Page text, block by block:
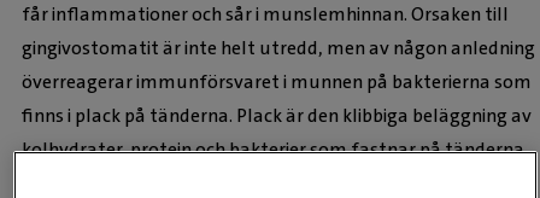
får inflammationer och sår i munslemhinnan. Orsaken till
gingivostomatit är inte helt utredd, men av någon anledning
överreagerar immunförsvaret i munnen på bakterierna som
finns i plack på tänderna. Plack är den klibbiga beläggning av
kolhydrater, protein och bakterier som fastnar på tänderna